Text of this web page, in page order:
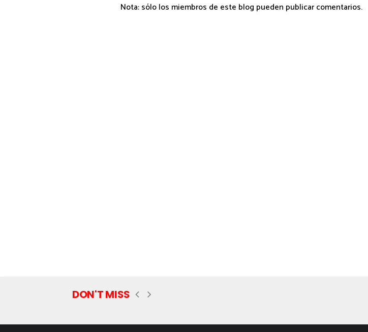
Nota: sólo los miembros de este blog pueden publicar comentarios.
DON'T MISS